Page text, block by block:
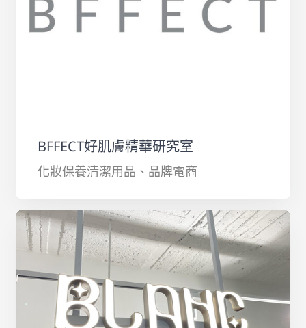
BFFECT好肌膚精華研究室
化妝保養清潔用品、品牌電商